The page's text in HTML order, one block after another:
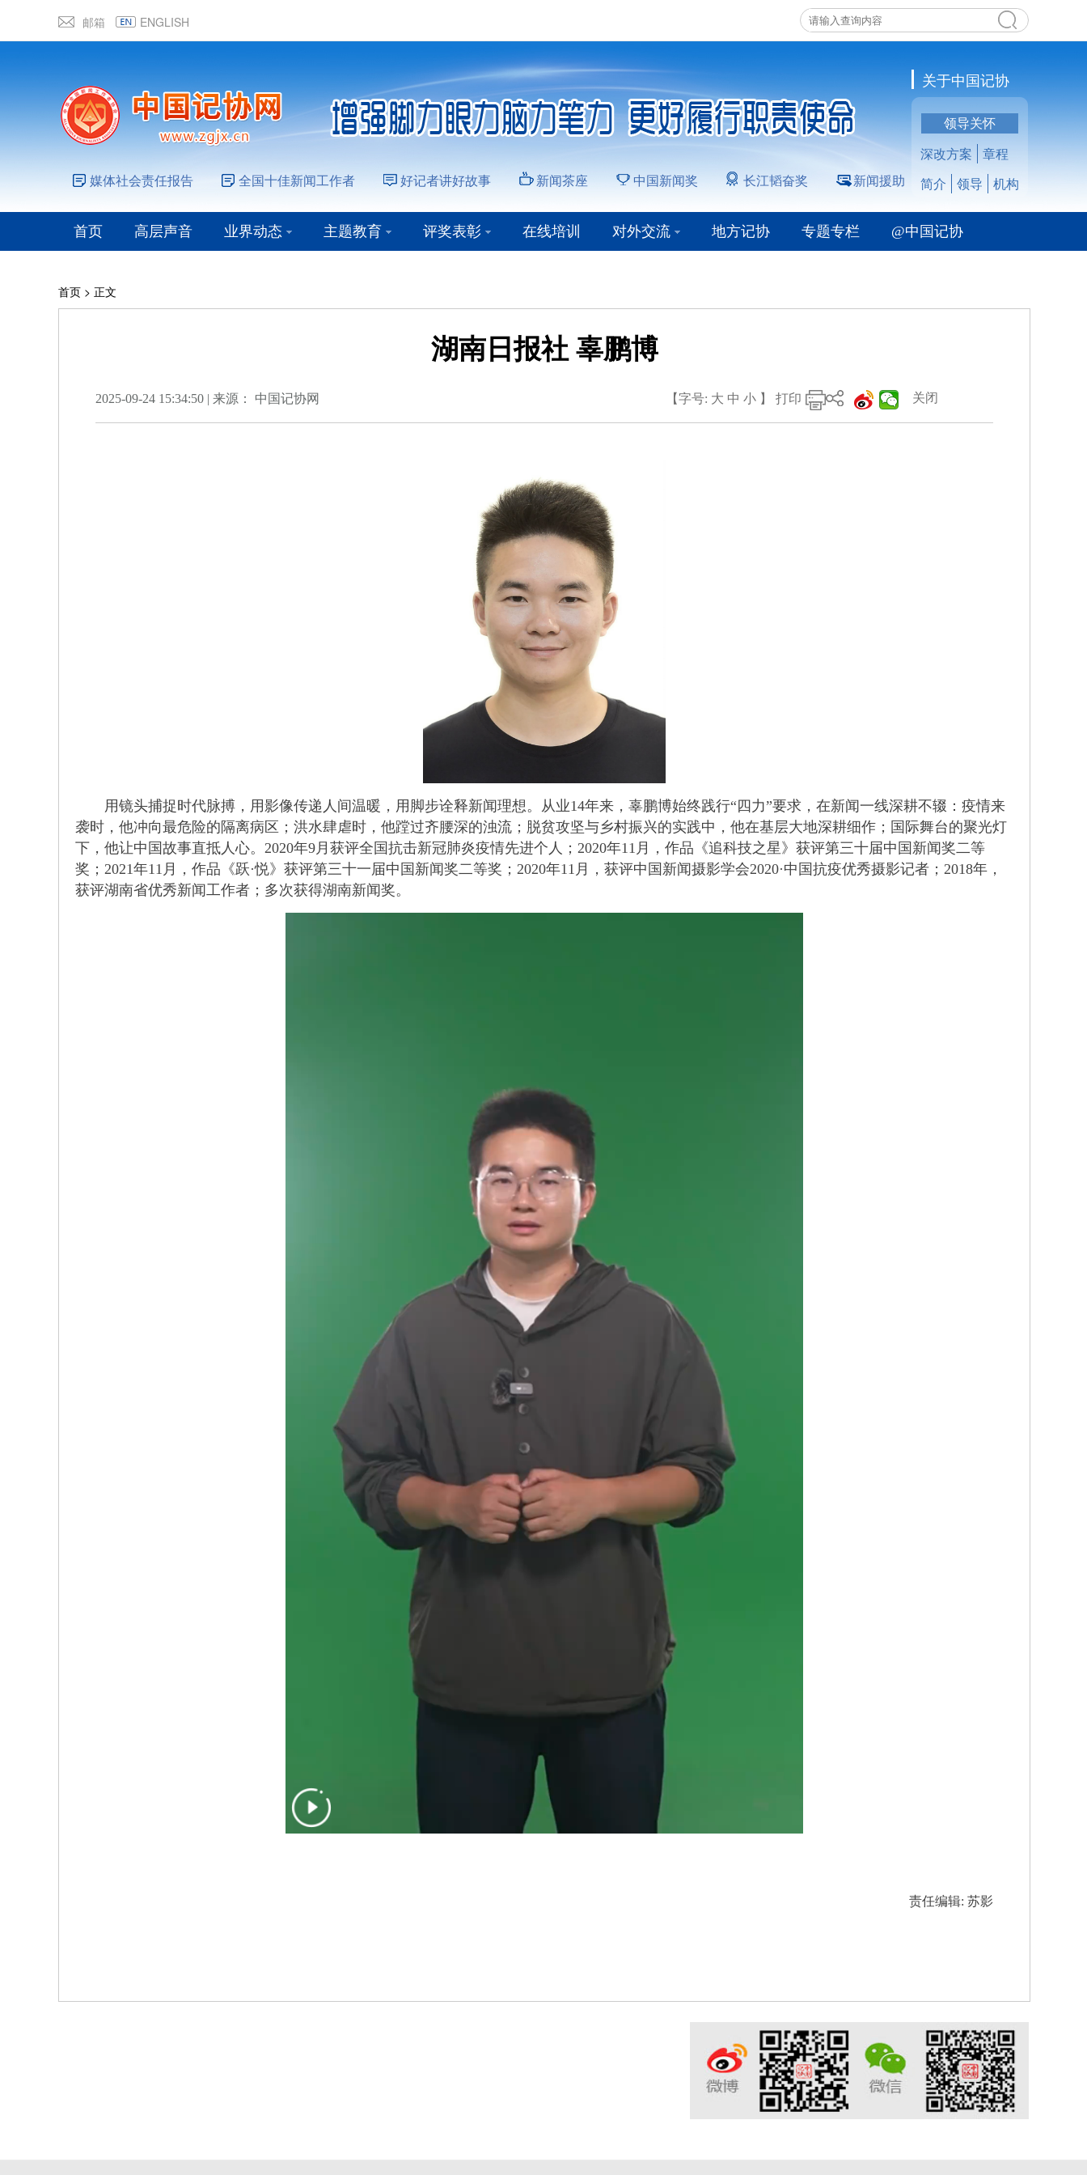
邮箱 ENGLISH
媒体社会责任报告 全国十佳新闻工作者 好记者讲好故事 新闻茶座 中国新闻奖 长江韬奋奖 新闻援助
关于中国记协
领导关怀
深改方案
章程
简介
领导 机构
首页 高层声音 业界动态 主题教育 评奖表彰 在线培训 对外交流 地方记协 专题专栏 @中国记协
首页 > 正文
湖南日报社 辜鹏博
2025-09-24 15:34:50 | 来源： 中国记协网 【字号: 大 中 小 】 打印 关闭
用镜头捕捉时代脉搏，用影像传递人间温暖，用脚步诠释新闻理想。从业14年来，辜鹏博始终践行“四力”要求，在新闻一线深耕不辍：疫情来
袭时，他冲向最危险的隔离病区；洪水肆虐时，他蹚过齐腰深的浊流；脱贫攻坚与乡村振兴的实践中，他在基层大地深耕细作；国际舞台的聚光灯
下，他让中国故事直抵人心。2020年9月获评全国抗击新冠肺炎疫情先进个人；2020年11月，作品《追科技之星》获评第三十届中国新闻奖二等
奖；2021年11月，作品《跃·悦》获评第三十一届中国新闻奖二等奖；2020年11月，获评中国新闻摄影学会2020·中国抗疫优秀摄影记者；2018年，
获评湖南省优秀新闻工作者；多次获得湖南新闻奖。
责任编辑: 苏影